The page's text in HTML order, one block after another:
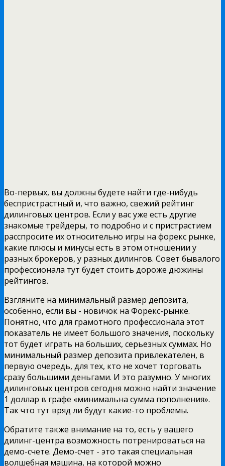
Во-первых, вы должны будете найти где-нибудь
беспристрастный и, что важно, свежий рейтинг
дилинговых центров. Если у вас уже есть другие
знакомые трейдеры, то подробно и с пристрастием
расспросите их относительно игры на форекс рынке,
какие плюсы и минусы есть в этом отношении у
разных брокеров, у разных дилингов. Совет бывалого
профессионала тут будет стоить дороже дюжины
рейтингов.
Взгляните на минимальный размер депозита,
особенно, если вы - новичок на Форекс-рынке.
Понятно, что для грамотного профессионала этот
показатель не имеет большого значения, поскольку
тот будет играть на больших, серьезных суммах. Но
минимальный размер депозита привлекателен, в
первую очередь, для тех, кто не хочет торговать
сразу большими деньгами. И это разумно. У многих
дилинговых центров сегодня можно найти значение
1 доллар в графе «минимальна сумма пополнения».
Так что тут вряд ли будут какие-то проблемы.
Обратите также внимание на то, есть у вашего
дилинг-центра возможность потренироваться на
демо-счете. Демо-счет - это такая специальная
волшебная машина, на которой можно